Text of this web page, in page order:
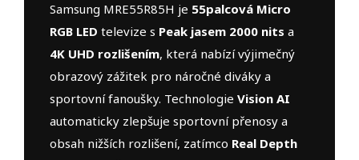
Samsung MRE55R85H je 55palcová Micro
RGB LED televize s Peak jasem 2000 nits a
4K UHD rozlišením, která nabízí výjimečný
obrazový zážitek pro náročné diváky a
sportovní fanoušky. Technologie Vision AI
automaticky zlepšuje sportovní přenosy a
obsah nižších rozlišení, zatímco Real Depth